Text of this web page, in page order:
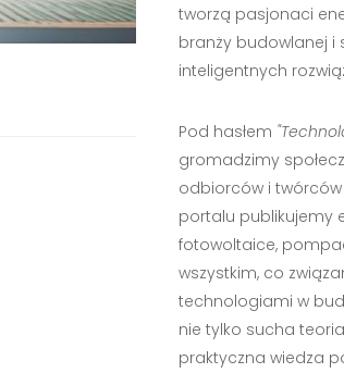
tworzą pasjonaci
branży budowlanej i
inteligentnych
Pod hasłem
gromadzimy
odbiorców i twórców
portalu publikujemy
fotowoltaice,
wszystkim, co
technologiami w
nie tylko sucha
praktyczna wiedza